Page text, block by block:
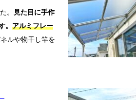
。
見た目に手作
。 アルミフレー
ルや物干し竿を